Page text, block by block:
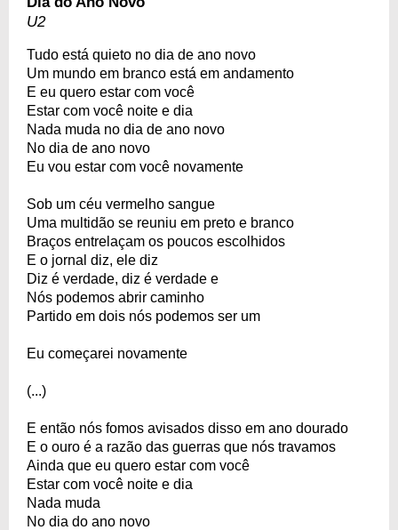
U2
Tudo está quieto no dia de ano novo
Um mundo em branco está em andamento
E eu quero estar com você
Estar com você noite e dia
Nada muda no dia de ano novo
No dia de ano novo
Eu vou estar com você novamente
Sob um céu vermelho sangue
Uma multidão se reuniu em preto e branco
Braços entrelaçam os poucos escolhidos
E o jornal diz, ele diz
Diz é verdade, diz é verdade e
Nós podemos abrir caminho
Partido em dois nós podemos ser um
Eu começarei novamente
(...)
E então nós fomos avisados disso em ano dourado
E o ouro é a razão das guerras que nós travamos
Ainda que eu quero estar com você
Estar com você noite e dia
Nada muda
No dia do ano novo